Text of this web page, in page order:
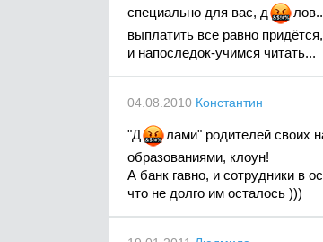
специально для вас, д лов..
выплатить все равно
и напоследок-учимся читать...
04.08.2010 Константин
"Д лами" родителей своих
образованиями, клоун!
А банк гавно, и сотрудники в
что не долго им осталось )))